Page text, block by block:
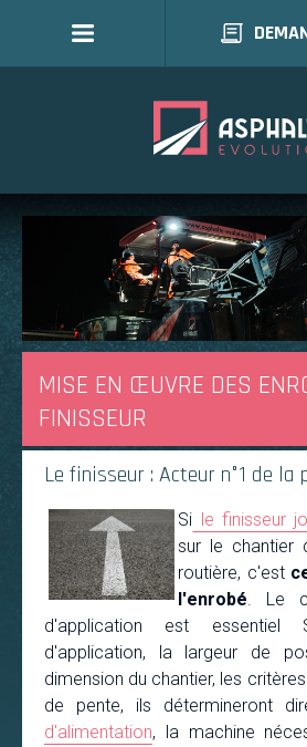
MISE EN ŒUVRE DES
FINISSEUR
Le finisseur : Acteur n°1 de la
Si le finisseur
sur le chantier
routière, c'est
l'enrobé. Le
d'application est essentiel
d'application, la largeur de
dimension du chantier, les
de pente, ils détermineront
d'alimentation, la machine